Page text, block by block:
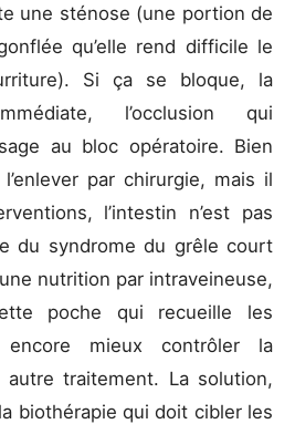
une sténose (une portion de
qu’elle rend difficile le
Si ça se bloque, la
l’occlusion qui
au bloc opératoire. Bien
par chirurgie, mais il
l’intestin n’est pas
du syndrome du grêle court
nutrition par intraveineuse,
poche qui recueille les
encore mieux contrôler la
autre traitement. La solution,
biothérapie qui doit cibler les